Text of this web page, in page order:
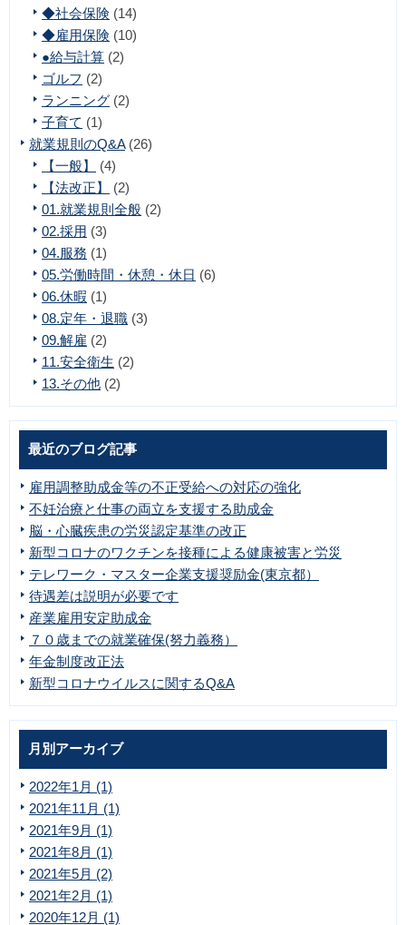
◆社会保険 (14)
◆雇用保険 (10)
●給与計算 (2)
ゴルフ (2)
ランニング (2)
子育て (1)
就業規則のQ&A(26)
【一般】
(4)
【法改正】
(2)
01.就業規則全般 (2)
02.採用 (3)
04.服務 (1)
05.労働時間・休憩・休日 (6)
06.休暇 (1)
08.定年・退職 (3)
09.解雇 (2)
11.安全衛生 (2)
13.その他 (2)
最近のブログ記事
雇用調整助成金等の不正受給への対応の強化
不妊治療と仕事の両立を支援する助成金
脳・心臓疾患の労災認定基準の改正
新型コロナのワクチンを接種による健康被害と労災
テレワーク・マスター企業支援奨励金(東京都）
待遇差は説明が必要です
産業雇用安定助成金
７０歳までの就業確保(努力義務）
年金制度改正法
新型コロナウイルスに関するQ&A
月別アーカイブ
2022年1月 (1)
2021年11月 (1)
2021年9月 (1)
2021年8月 (1)
2021年5月 (2)
2021年2月 (1)
2020年12月 (1)